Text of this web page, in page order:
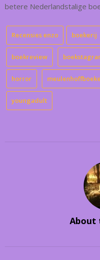
betere Nederlandstalige
Recensies enzo boekerij
boekreview
horror
youngadult
About